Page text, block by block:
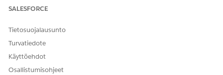
Kirjoita Määritykset-valikon Pikahaku-kenttään
Ota Määritä sähköpostin toimitusasetukset -asetus
käyttöön.
Oletusarvoisen laskun sähköpostimallin sähköpostimalli
on valittuna valmiiksi oletusarvoiseksi malliksi sähköpostin
tekstiosan luomiseksi.
SALESFORCE
Tietosuojalausunto
Turvatiedote
Käyttöehdot
Osallistumisohjeet